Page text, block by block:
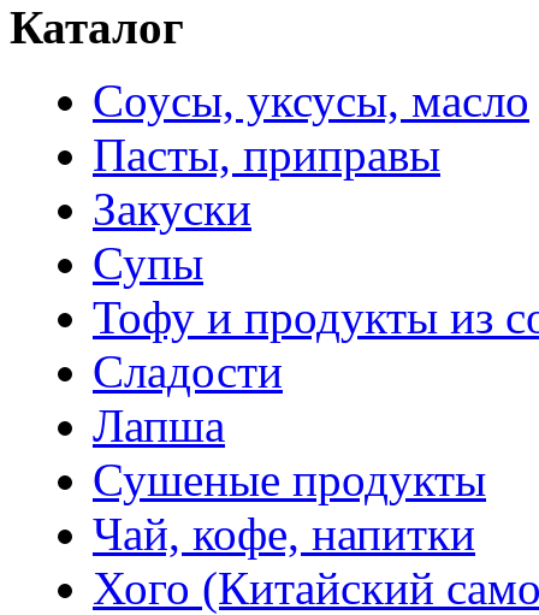
Каталог
Соусы, уксусы, масло
Пасты, приправы
Закуски
Супы
Тофу и продукты из
Сладости
Лапша
Сушеные продукты
Чай, кофе, напитки
Хого (Китайский